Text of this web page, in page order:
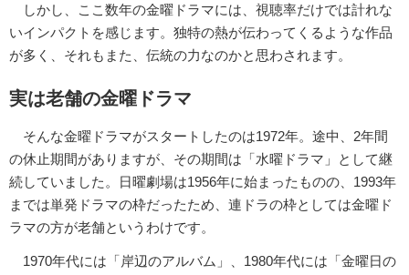
しかし、ここ数年の金曜ドラマには、視聴率だけでは計れな
いインパクトを感じます。独特の熱が伝わってくるような作品
が多く、それもまた、伝統の力なのかと思わされます。
実は老舗の金曜ドラマ
そんな金曜ドラマがスタートしたのは1972年。途中、2年間
の休止期間がありますが、その期間は「水曜ドラマ」として継
続していました。日曜劇場は1956年に始まったものの、1993年
までは単発ドラマの枠だったため、連ドラの枠としては金曜ド
ラマの方が老舗というわけです。
1970年代には「岸辺のアルバム」、1980年代には「金曜日の